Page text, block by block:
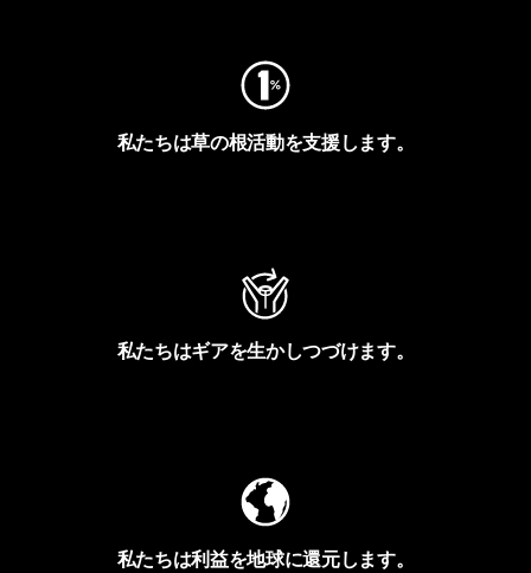
私たちは草の根活動を支援します。
私たちはギアを生かしつづけます。
私たちは利益を地球に還元します。